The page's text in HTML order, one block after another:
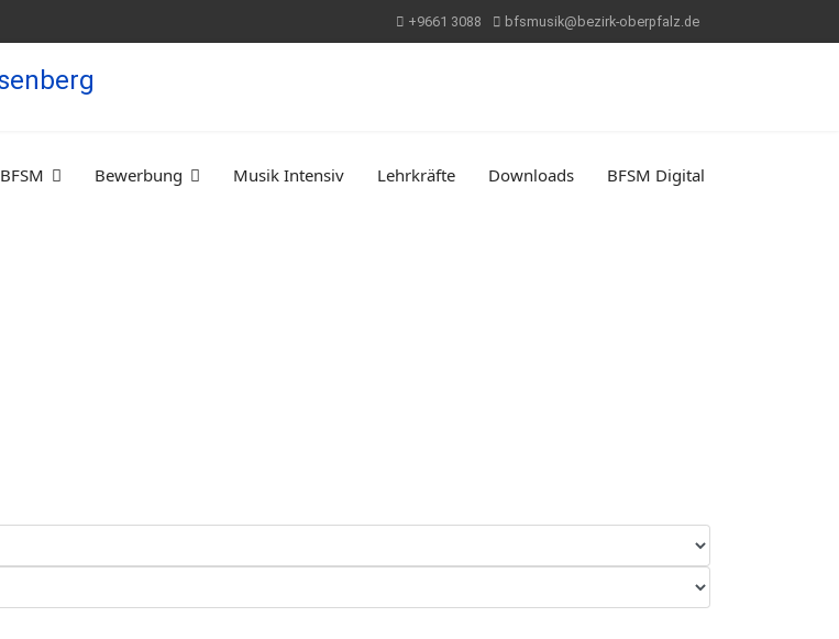
+9661 3088 bfsmusik@bezirk-oberpfalz.de
BFSM Bewerbung Musik Intensiv Lehrkräfte Downloads BFSM Digital